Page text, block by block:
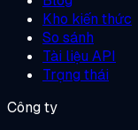
Kho kiến thức
So sánh
Tài liệu API
Trạng thái
Công ty